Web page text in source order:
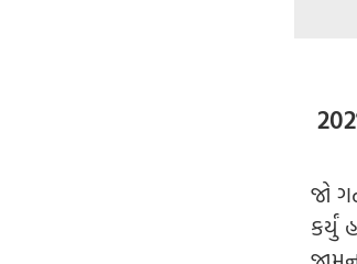
જો
કર્યું